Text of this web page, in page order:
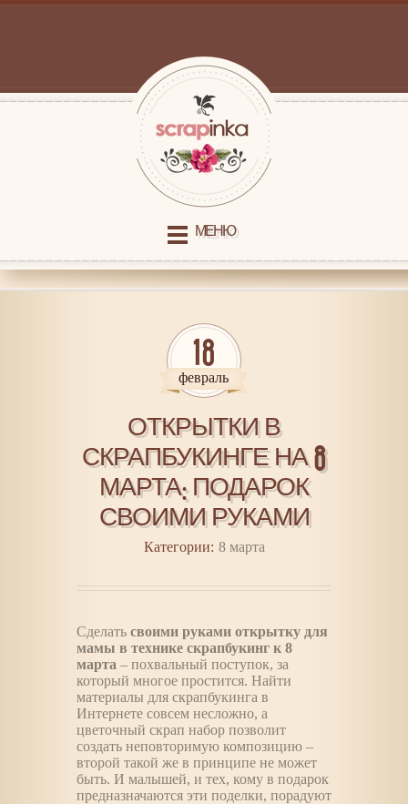
МЕНЮ
18
февраль
ОТКРЫТКИ В
СКРАПБУКИНГЕ НА 8
МАРТА: ПОДАРОК
СВОИМИ РУКАМИ
Категории: 8 марта
Сделать своими руками открытку для
мамы в технике скрапбукинг к 8
марта – похвальный поступок, за
который многое простится. Найти
материалы для скрапбукинга в
Интернете совсем несложно, а
цветочный скрап набор позволит
создать неповторимую композицию –
второй такой же в принципе не может
быть. И малышей, и тех, кому в подарок
предназначаются эти поделки, порадуют